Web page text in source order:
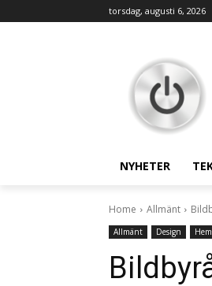
torsdag, augusti 6, 2026
NYHETER
Home Allmänt
Allmänt Design